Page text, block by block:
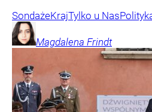
SondażeKrajTylko u Nas
Magdalena Frindt